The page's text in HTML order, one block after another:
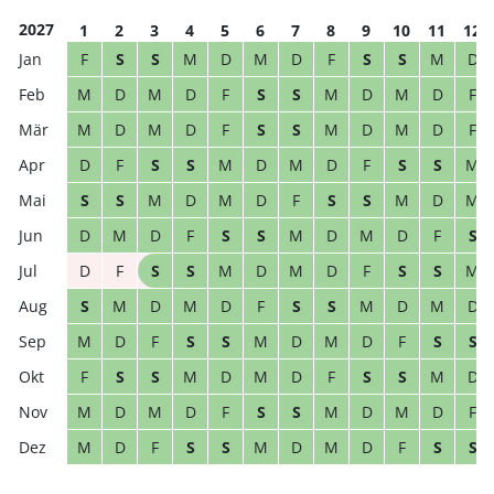
2027 1 2 3 4 5 6 7 8 9 10 11
12
F
S S M D M D F S S M
D
M
D M D F S S M D M D
F
M
D M D F S S M D M D
F
D
F S S M D M D F S S
M
S
S M D M D F S S M D
M
D
M D F S S M D M D F
S
D
F S S M D M D F S S
M
S
M D M D F S S M D M
D
M
D F S S M D M D F S
S
F
S S M D M D F S S M
D
M
D M D F S S M D M D
F
M
D F S S M D M D F S S